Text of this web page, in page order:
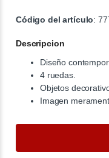
Código del artículo:
Descripcion
Diseño
4 ruedas.
Objetos
Imagen